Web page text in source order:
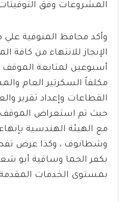
المشروعات وفق التوقيتات
وأكد محافظ المنوفية علي
الإنجاز للانتهاء من
أسبوعين لمتابعة الموقف
مكلفاً السكرتير العام
القطاعات وإعداد تقرير
حيث تم استعراض الموقف
مع الهيئة الهندسية
وشطانوف ، وكذا عرض
بكفر الحما وساقية أبو
بمستوى الخدمات